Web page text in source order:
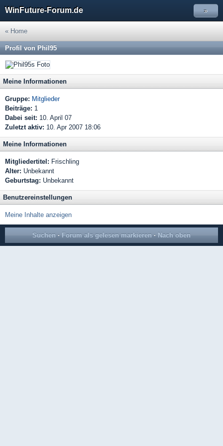
WinFuture-Forum.de »
« Home
Profil von Phil95
Meine Informationen
Gruppe: Mitglieder
Beiträge: 1
Dabei seit: 10. April 07
Zuletzt aktiv: 10. Apr 2007 18:06
Meine Informationen
Mitgliedertitel: Frischling
Alter: Unbekannt
Geburtstag: Unbekannt
Benutzereinstellungen
Meine Inhalte anzeigen
Suchen · Forum als gelesen markieren · Nach oben